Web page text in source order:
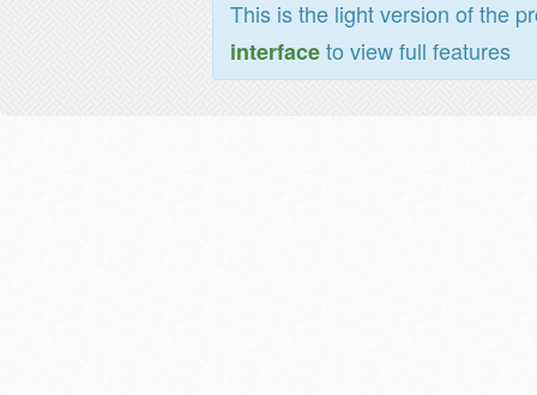
This is the light version of the
interfaceto view full features